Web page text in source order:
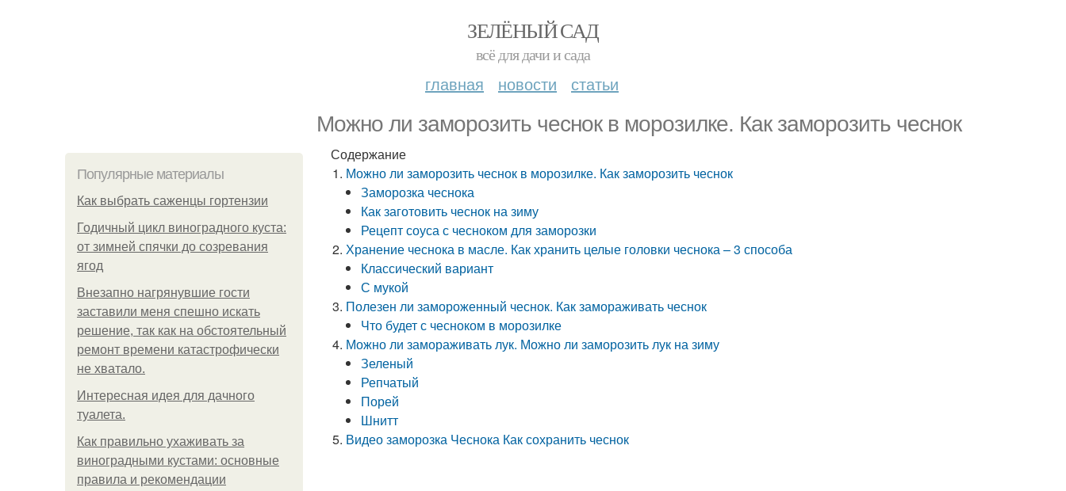
ЗЕЛЁНЫЙ САД
всё для дачи и сада
главная новости статьи
Можно ли заморозить чеснок в морозилке. Как заморозить чеснок
Популярные материалы
Как выбрать саженцы гортензии
Годичный цикл виноградного куста:
от зимней спячки до созревания
ягод
Внезапно нагрянувшие гости
заставили меня спешно искать
решение, так как на обстоятельный
ремонт времени катастрофически
не хватало.
Интересная идея для дачного
туалета.
Как правильно ухаживать за
виноградными кустами: основные
правила и рекомендации
Содержание
Можно ли заморозить чеснок в морозилке. Как заморозить чеснок
Заморозка чеснока
Как заготовить чеснок на зиму
Рецепт соуса с чесноком для заморозки
Хранение чеснока в масле. Как хранить целые головки чеснока – 3 способа
Классический вариант
С мукой
Полезен ли замороженный чеснок. Как замораживать чеснок
Что будет с чесноком в морозилке
Можно ли замораживать лук. Можно ли заморозить лук на зиму
Зеленый
Репчатый
Порей
Шнитт
Видео заморозка Чеснока Как сохранить чеснок